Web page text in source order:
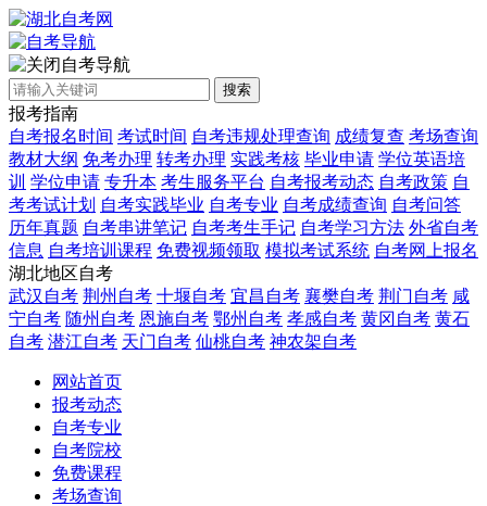
自考导航
搜索
报考指南
自考报名时间 考试时间 自考违规处理查询 成绩复查 考场查询
教材大纲 免考办理 转考办理 实践考核 毕业申请 学位英语培
训 学位申请 专升本 考生服务平台 自考报考动态 自考政策 自
考考试计划 自考实践毕业 自考专业 自考成绩查询 自考问答
历年真题 自考串讲笔记 自考考生手记 自考学习方法 外省自考
信息 自考培训课程 免费视频领取 模拟考试系统 自考网上报名
湖北地区自考
武汉自考 荆州自考 十堰自考 宜昌自考 襄樊自考 荆门自考 咸
宁自考 随州自考 恩施自考 鄂州自考 孝感自考 黄冈自考 黄石
自考 潜江自考 天门自考 仙桃自考 神农架自考
网站首页
报考动态
自考专业
自考院校
免费课程
考场查询